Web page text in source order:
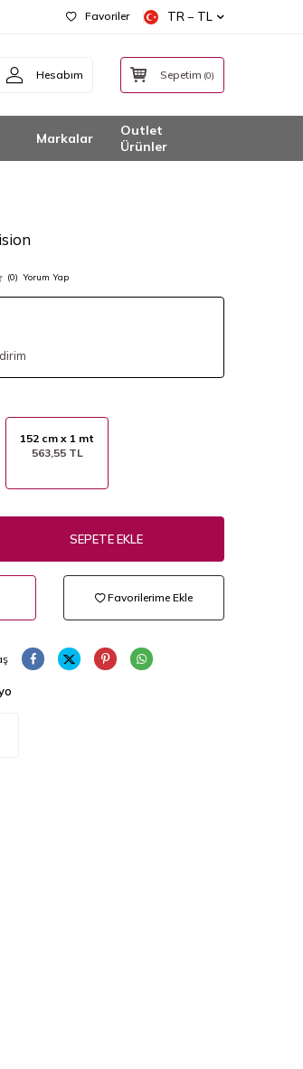
Favoriler TR − TL
Hesabım Sepetim (0)
Markalar
Outlet
Ürünler
(0) Yorum Yap
152 cm x 1 mt
563,55 TL
SEPETE EKLE
Favorilerime Ekle